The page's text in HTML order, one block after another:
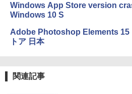
Windows App Store version
Windows 10 S
Adobe Photoshop Elements 15
トア 日本
関連記事